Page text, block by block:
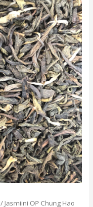
/ Jasmiini OP Chung Hao